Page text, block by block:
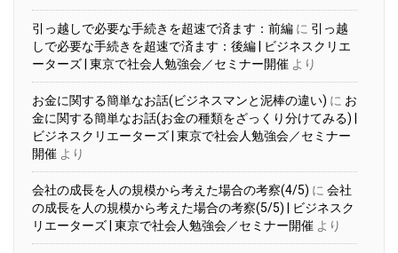
引っ越しで必要な手続きを超速で済ます：前編 に 引っ越
しで必要な手続きを超速で済ます：後編 | ビジネスクリエ
ーターズ | 東京で社会人勉強会／セミナー開催 より
お金に関する簡単なお話(ビジネスマンと泥棒の違い) に お
金に関する簡単なお話(お金の種類をざっくり分けてみる) |
ビジネスクリエーターズ | 東京で社会人勉強会／セミナー
開催 より
会社の成長を人の規模から考えた場合の考察(4/5) に 会社
の成長を人の規模から考えた場合の考察(5/5) | ビジネスク
リエーターズ | 東京で社会人勉強会／セミナー開催 より